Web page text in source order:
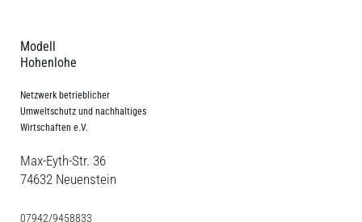
Modell
Hohenlohe
Netzwerk betrieblicher
Umweltschutz und nachhaltiges
Wirtschaften e.V.
Max-Eyth-Str. 36
74632 Neuenstein
07942/9458833